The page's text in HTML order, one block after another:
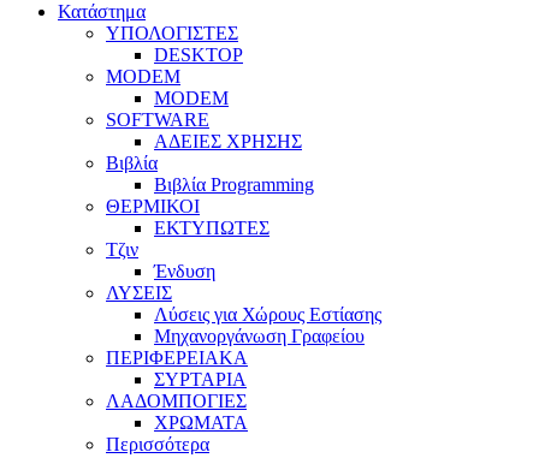
Κατάστημα
ΥΠΟΛΟΓΙΣΤΕΣ
DESKTOP
MODEM
MODEM
SOFTWARE
ΑΔΕΙΕΣ ΧΡΗΣΗΣ
Βιβλία
Βιβλία Programming
ΘΕΡΜΙΚΟΙ
ΕΚΤΥΠΩΤΕΣ
Τζιν
Ένδυση
ΛΥΣΕΙΣ
Λύσεις για Χώρους Εστίασης
Μηχανοργάνωση Γραφείου
ΠΕΡΙΦΕΡΕΙΑΚΑ
ΣΥΡΤΑΡΙΑ
ΛΑΔΟΜΠΟΓΙΕΣ
ΧΡΩΜΑΤΑ
Περισσότερα